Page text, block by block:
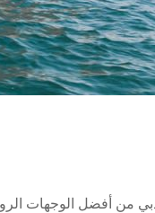
من أفضل الوجهات